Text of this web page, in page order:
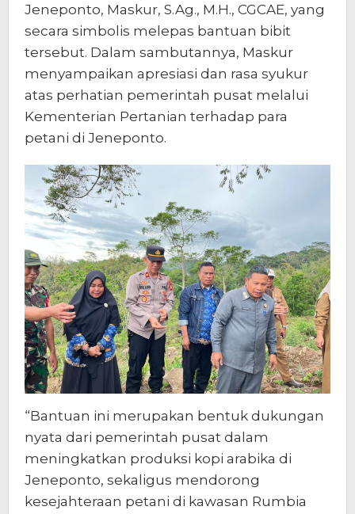
Jeneponto, Maskur, S.Ag., M.H., CGCAE, yang
secara simbolis melepas bantuan bibit
tersebut. Dalam sambutannya, Maskur
menyampaikan apresiasi dan rasa syukur
atas perhatian pemerintah pusat melalui
Kementerian Pertanian terhadap para
petani di Jeneponto.
“Bantuan ini merupakan bentuk dukungan
nyata dari pemerintah pusat dalam
meningkatkan produksi kopi arabika di
Jeneponto, sekaligus mendorong
kesejahteraan petani di kawasan Rumbia